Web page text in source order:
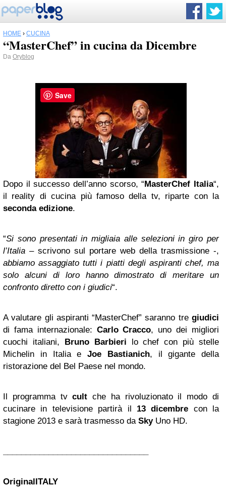
HOME › CUCINA
“MasterChef” in cucina da Dicembre
Da Oryblog
Dopo il successo dell’anno scorso, “MasterChef Italia“,
il reality di cucina più famoso della tv, riparte con la
seconda edizione.
“Si sono presentati in migliaia alle selezioni in giro per
l’Italia – scrivono sul portare web della trasmissione -,
abbiamo assaggiato tutti i piatti degli aspiranti chef, ma
solo alcuni di loro hanno dimostrato di meritare un
confronto diretto con i giudici“.
A valutare gli aspiranti “MasterChef” saranno tre giudici
di fama internazionale: Carlo Cracco, uno dei migliori
cuochi italiani, Bruno Barbieri lo chef con più stelle
Michelin in Italia e Joe Bastianich, il gigante della
ristorazione del Bel Paese nel mondo.
Il programma tvcult che ha rivoluzionato il modo di
cucinare in televisione partirà il 13 dicembre con la
stagione 2013 e sarà trasmesso da SkyUno HD.
OriginalITALY
Save